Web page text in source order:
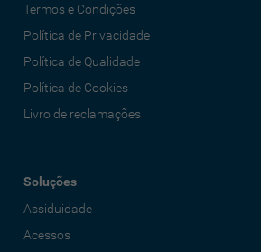
Termos e Condições
Política de Privacidade
Política de Qualidade
Política de Cookies
Livro de reclamações
Soluções
Assiduidade
Acessos